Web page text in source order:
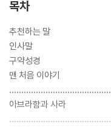
목차
추천하는 말
인사말
구약성경
맨 처음 이야기
아브라함과 사라